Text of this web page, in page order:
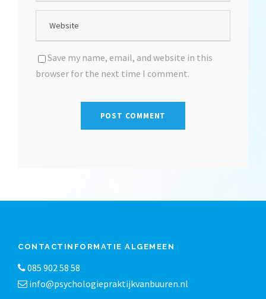
Save my name, email, and website in this
browser for the next time I comment.
CONTACTINFORMATIE ALGEMEEN
085 902 58 58
info@psychologiepraktijkvanbuuren.nl